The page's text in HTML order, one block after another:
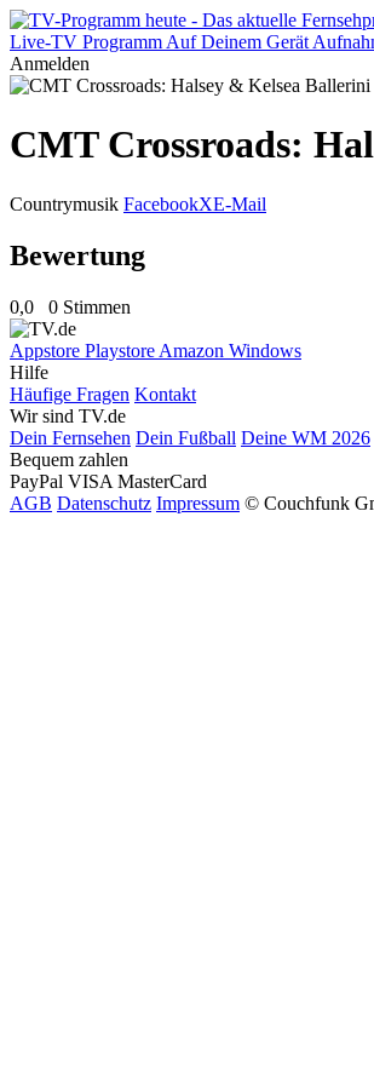
Live-TV Programm Auf Deinem Gerät
Anmelden
CMT Crossroads:
Countrymusik FacebookXE-Mail
Bewertung
0,0 0 Stimmen
Appstore Playstore Amazon Windows
Hilfe
Häufige Fragen Kontakt
Wir sind TV.de
Dein Fernsehen Dein Fußball Deine WM 2026
Bequem zahlen
PayPal VISA MasterCard
AGB Datenschutz Impressum © Couchfunk